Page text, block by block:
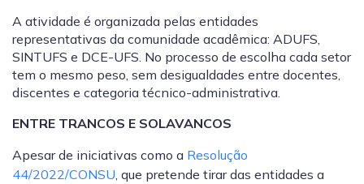
A atividade é organizada pelas entidades
representativas da comunidade acadêmica: ADUFS,
SINTUFS e DCE-UFS. No processo de escolha cada setor
tem o mesmo peso, sem desigualdades entre docentes,
discentes e categoria técnico-administrativa.
ENTRE TRANCOS E SOLAVANCOS
Apesar de iniciativas como a Resolução
44/2022/CONSU, que pretende tirar das entidades a